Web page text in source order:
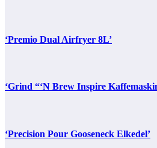
‘Premio Dual Airfryer 8L’
‘Grind “‘N Brew Inspire
‘Precision Pour Gooseneck Elkedel’